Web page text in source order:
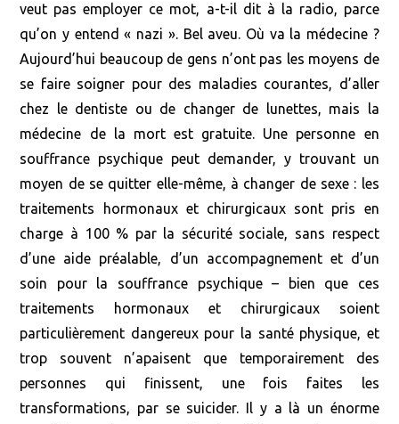
veut pas employer ce mot, a-t-il dit à la radio, parce
qu’on y entend « nazi ». Bel aveu. Où va la médecine ?
Aujourd’hui beaucoup de gens n’ont pas les moyens de
se faire soigner pour des maladies courantes, d’aller
chez le dentiste ou de changer de lunettes, mais la
médecine de la mort est gratuite. Une personne en
souffrance psychique peut demander, y trouvant un
moyen de se quitter elle-même, à changer de sexe : les
traitements hormonaux et chirurgicaux sont pris en
charge à 100 % par la sécurité sociale, sans respect
d’une aide préalable, d’un accompagnement et d’un
soin pour la souffrance psychique – bien que ces
traitements hormonaux et chirurgicaux soient
particulièrement dangereux pour la santé physique, et
trop souvent n’apaisent que temporairement des
personnes qui finissent, une fois faites les
transformations, par se suicider. Il y a là un énorme